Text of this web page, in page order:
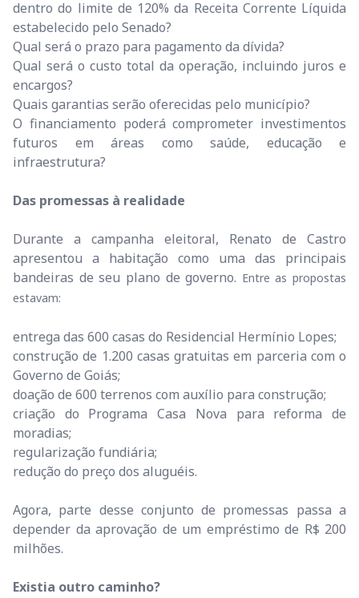
dentro do limite de 120% da Receita Corrente Líquida
estabelecido pelo Senado?
Qual será o prazo para pagamento da dívida?
Qual será o custo total da operação, incluindo juros e
encargos?
Quais garantias serão oferecidas pelo município?
O financiamento poderá comprometer investimentos
futuros em áreas como saúde, educação e
infraestrutura?
Das promessas à realidade
Durante a campanha eleitoral, Renato de Castro
apresentou a habitação como uma das principais
bandeiras de seu plano de governo. Entre as propostas
estavam:
entrega das 600 casas do Residencial Hermínio Lopes;
construção de 1.200 casas gratuitas em parceria com o
Governo de Goiás;
doação de 600 terrenos com auxílio para construção;
criação do Programa Casa Nova para reforma de
moradias;
regularização fundiária;
redução do preço dos aluguéis.
Agora, parte desse conjunto de promessas passa a
depender da aprovação de um empréstimo de R$ 200
milhões.
Existia outro caminho?